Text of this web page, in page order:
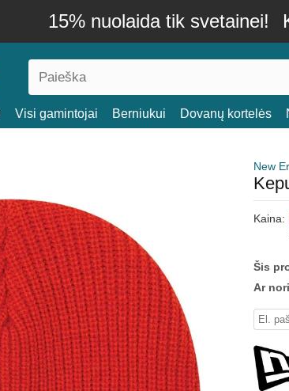
15% nuolaida tik svetainei!
Visi gamintojai Berniukui Dovanų kortelės
New
Kaina:
Šis
Ar